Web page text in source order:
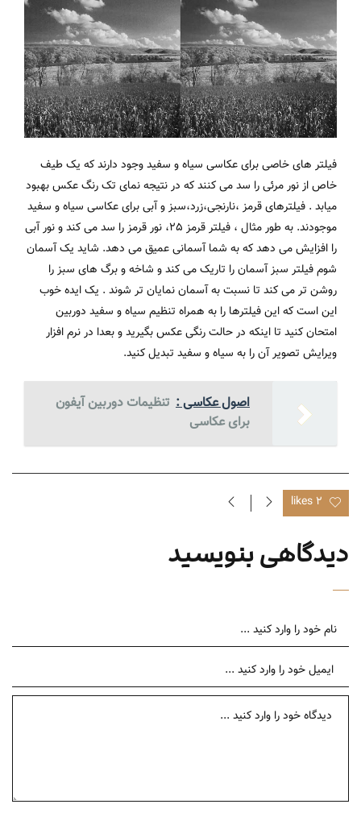
فیلتر های خاصی برای عکاسی سیاه و سفید وجود دارند که یک طیف
خاص از نور مرئی را سد می کنند که در نتیجه نمای تک رنگ عکس بهبود
میابد . فیلترهای قرمز ،نارنجی،زرد،سبز و آبی برای عکاسی سیاه و سفید
موجودند. به طور مثال ، فیلتر قرمز 25، نور قرمز را سد می کند و نور آبی
را افزایش می دهد که به شما آسمانی عمیق می دهد. شاید یک آسمان
شوم فیلتر سبز آسمان را تاریک می کند و شاخه و برگ های سبز را
روشن تر می کند تا نسبت به آسمان نمایان تر شوند . یک ایده خوب
این است که این فیلترها را به همراه تنظیم سیاه و سفید دوربین
امتحان کنید تا اینکه در حالت رنگی عکس بگیرید و بعدا در نرم افزار
ویرایش تصویر آن را به سیاه و سفید تبدیل کنید.
اصول عکاسی : تنظیمات دوربین آیفون
برای عکاسی
2 likes
دیدگاهی بنویسید